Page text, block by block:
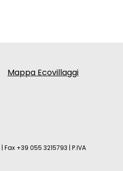
Mappa Ecovillaggi
| Fax +39 055 3215793 | P.IVA